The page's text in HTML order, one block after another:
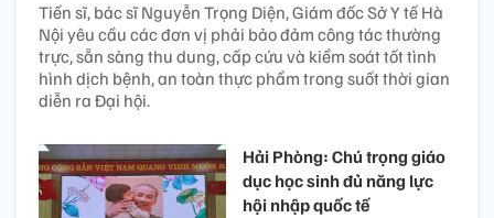
Tiến sĩ, bác sĩ Nguyễn Trọng Diện, Giám đốc Sở Y tế Hà
Nội yêu cầu các đơn vị phải bảo đảm công tác thường
trực, sẵn sàng thu dung, cấp cứu và kiểm soát tốt tình
hình dịch bệnh, an toàn thực phẩm trong suốt thời gian
diễn ra Đại hội.
Hải Phòng: Chú trọng giáo
dục học sinh đủ năng lực
hội nhập quốc tế